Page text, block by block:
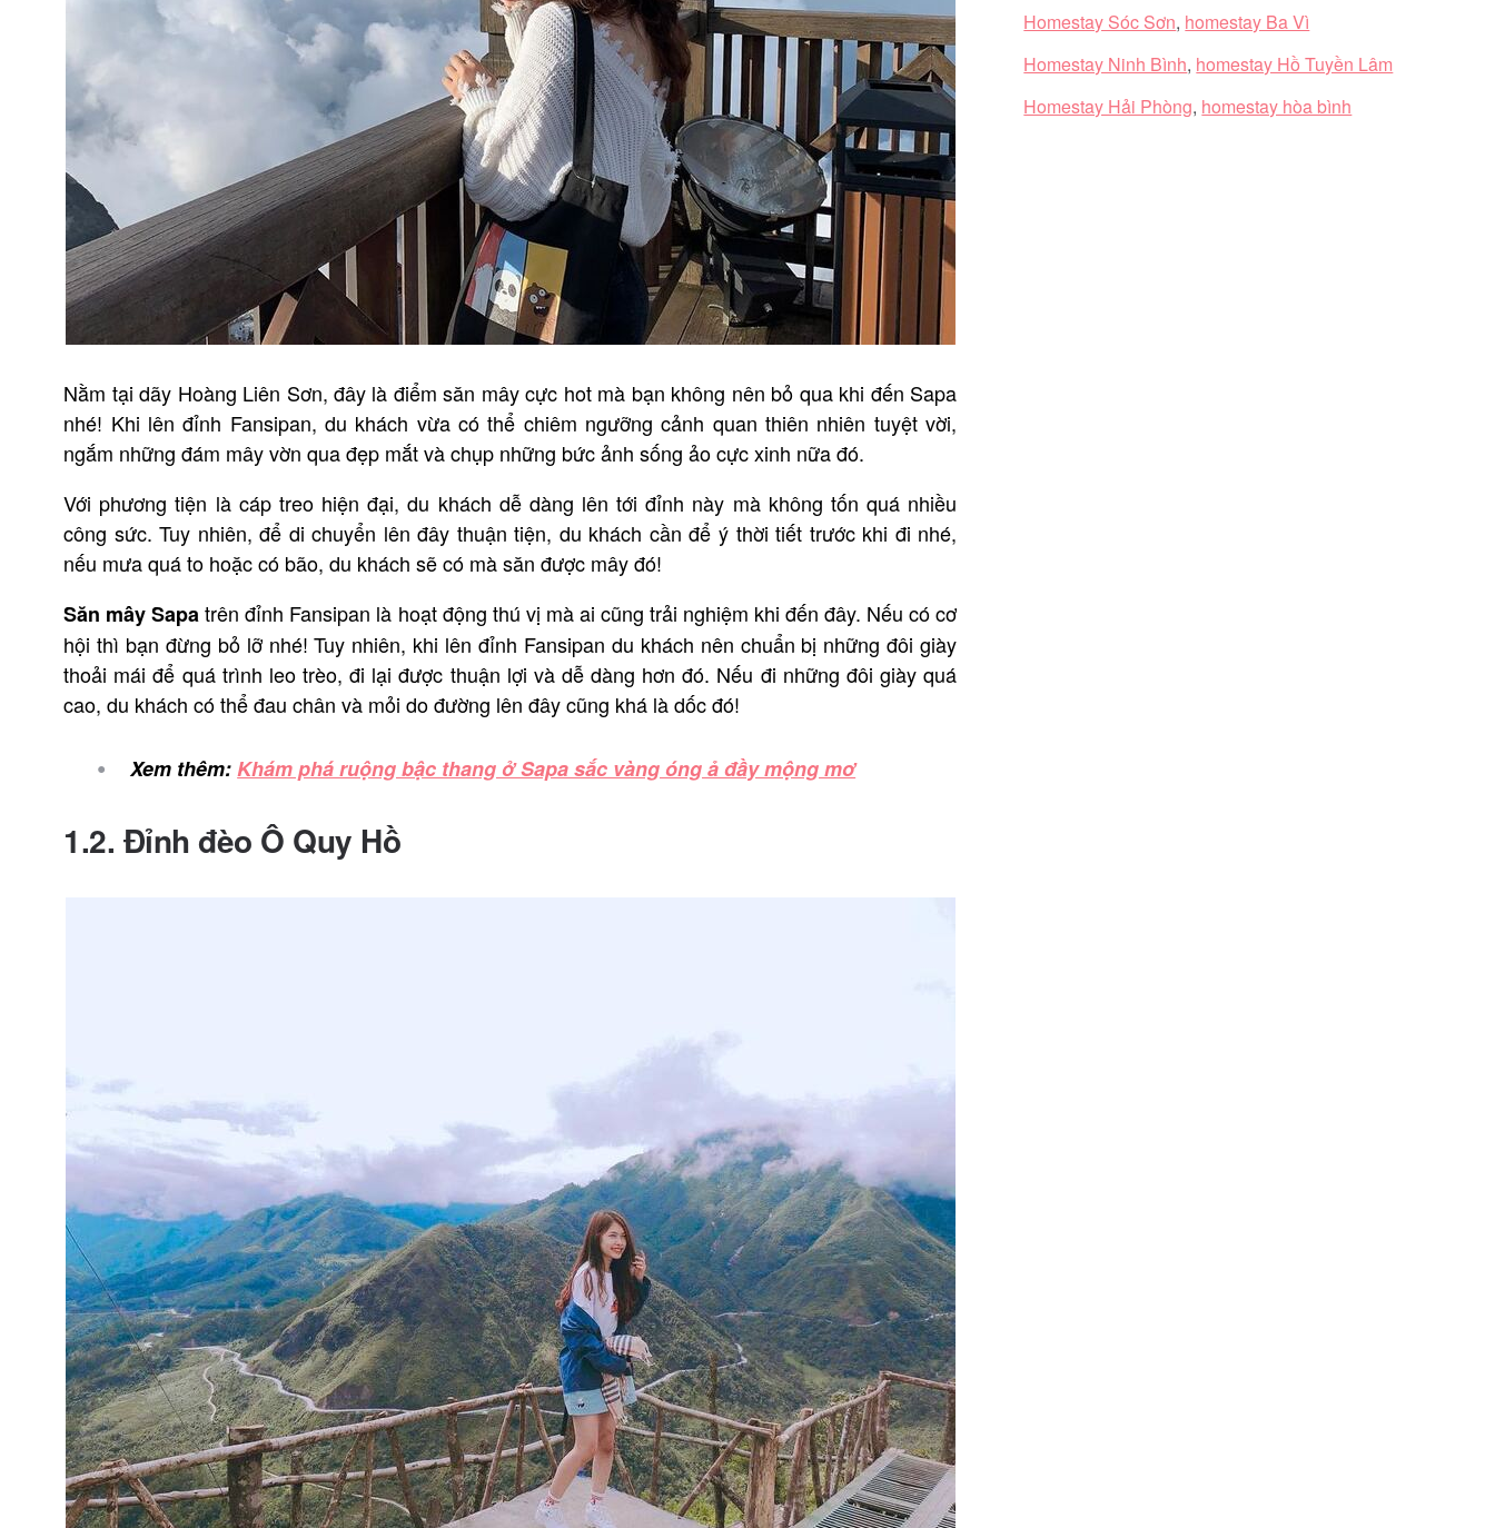
Nằm tại dãy Hoàng Liên Sơn, đây là điểm săn mây cực hot mà bạn không nên bỏ qua khi đến Sapa
nhé! Khi lên đỉnh Fansipan, du khách vừa có thể chiêm ngưỡng cảnh quan thiên nhiên tuyệt vời,
ngắm những đám mây vờn qua đẹp mắt và chụp những bức ảnh sống ảo cực xinh nữa đó.
Với phương tiện là cáp treo hiện đại, du khách dễ dàng lên tới đỉnh này mà không tốn quá nhiều
công sức. Tuy nhiên, để di chuyển lên đây thuận tiện, du khách cần để ý thời tiết trước khi đi nhé,
nếu mưa quá to hoặc có bão, du khách sẽ có mà săn được mây đó!
Săn mây Sapatrên đỉnh Fansipan là hoạt động thú vị mà ai cũng trải nghiệm khi đến đây. Nếu có cơ
hội thì bạn đừng bỏ lỡ nhé! Tuy nhiên, khi lên đỉnh Fansipan du khách nên chuẩn bị những đôi giày
thoải mái để quá trình leo trèo, đi lại được thuận lợi và dễ dàng hơn đó. Nếu đi những đôi giày quá
cao, du khách có thể đau chân và mỏi do đường lên đây cũng khá là dốc đó!
Xem thêm:Khám phá ruộng bậc thang ở Sapa sắc vàng óng ả đầy mộng mơ
1.2. Đỉnh đèo Ô Quy Hồ
Homestay Sóc Sơn, homestay Ba Vì
Homestay Ninh Bình, homestay Hồ Tuyền Lâm
Homestay Hải Phòng, homestay hòa bình